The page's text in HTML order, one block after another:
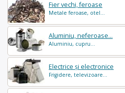
Fier vechi, feroase
Metale feroase, otel...
Aluminiu, neferoase...
Aluminiu, cupru...
Electrice și electronice
Frigidere, televizoare...